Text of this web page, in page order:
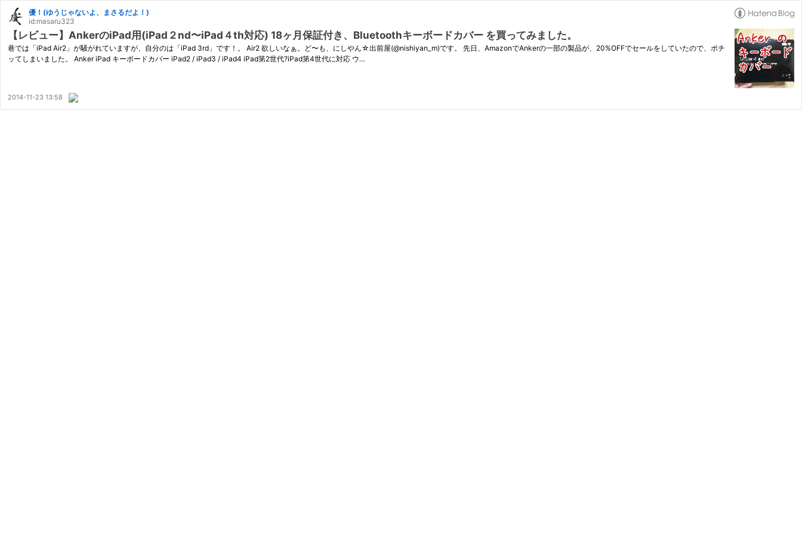
優！(ゆうじゃないよ、まさるだよ！)
id:masaru323
【レビュー】AnkerのiPad用(iPad２nd〜iPad４th対応) 18ヶ月保証付き、Bluetoothキーボードカバー を買ってみました。
巷では「iPad Air2」が騒がれていますが、自分のは「iPad 3rd」です！。 Air2 欲しいなぁ。ど〜も、にしやん☆出前屋(@nishiyan_m)です。 先日、AmazonでAnkerの一部の製品が、20%OFFでセールをしていたので、ポチ
ッてしまいました。 Anker iPad キーボードカバー iPad2 / iPad3 / iPad4 iPad第2世代?iPad第4世代に対応 ウ…
2014-11-23 13:58